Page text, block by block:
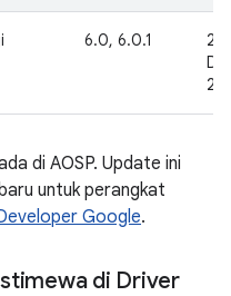
6.0, 6.0.1
25
di AOSP. Update ini
untuk perangkat
Google.
di Driver